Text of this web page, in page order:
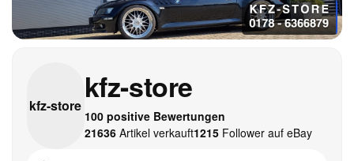
kfz-store
kfz-store
100 positive Bewertungen
21636Artikel verkauft1215Follower auf eBay